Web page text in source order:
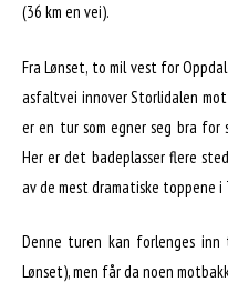
(36 km en vei).
Fra Lønset, to mil vest for
asfaltvei innover Storlidalen
er en tur som egner seg bra for
Her er det badeplasser flere
av de mest dramatiske toppene i
Denne turen kan forlenges
Lønset), men får da noen